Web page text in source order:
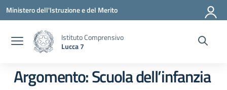
Vai ai contenuti
Vai al menu di navigazione
Vai al footer
Ministero dell'Istruzione e del Merito
Istituto Comprensivo
Lucca 7
Argomento: Scuola dell’infanzia